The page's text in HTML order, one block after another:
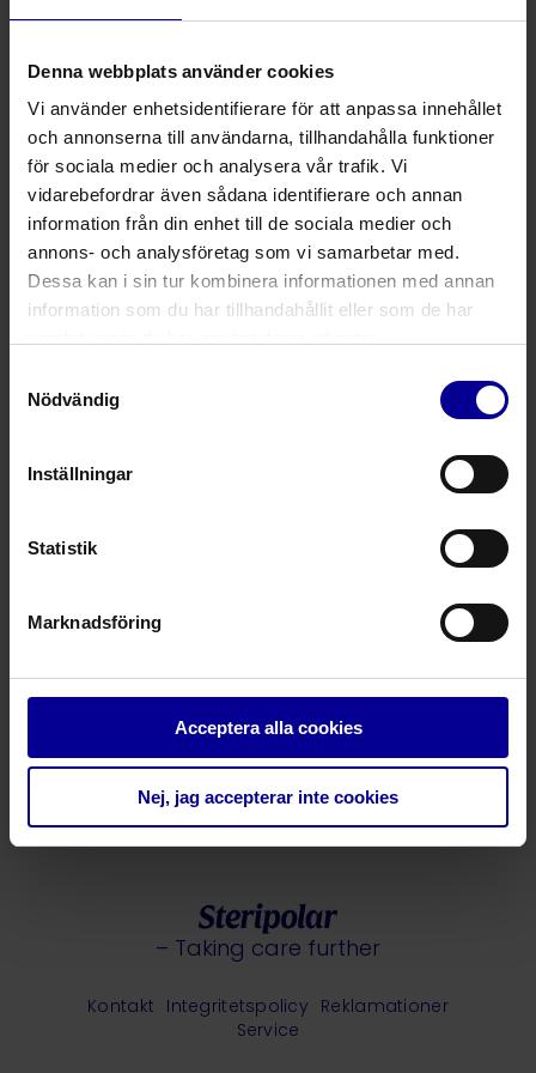
Denna webbplats använder cookies
Vi använder enhetsidentifierare för att anpassa innehållet
och annonserna till användarna, tillhandahålla funktioner
för sociala medier och analysera vår trafik. Vi
vidarebefordrar även sådana identifierare och annan
information från din enhet till de sociala medier och
annons- och analysföretag som vi samarbetar med.
Dessa kan i sin tur kombinera informationen med annan
information som du har tillhandahållit eller som de har
Nödvändig
Inställningar
Statistik
Marknadsföring
Acceptera alla cookies
Nej, jag accepterar inte cookies
Det nya normala för med sig
nya innovationer till vården
Steripolar
Rekommenderade artiklar
28.1.2026 • Temperaturreglering
Värmen som gör skillnad – luftfri
Anestesi och intensivvård
Hur säkerställer man en
patientvänlig och smärtfri
subkutan infusion?
Marko Lähdesmäki
Produktspecialist inom infusion
– Taking care further
Kontakt Integritetspolicy Reklamationer
Service